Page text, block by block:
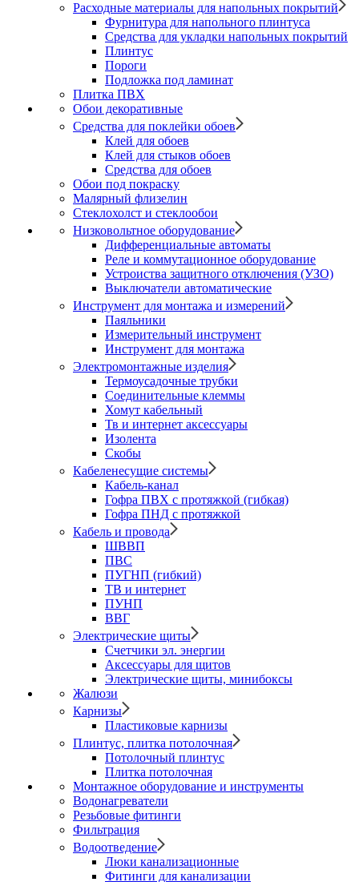
Расходные материалы для напольных покрытий
Фурнитура для напольного плинтуса
Средства для укладки напольных покрытий
Плинтус
Пороги
Подложка под ламинат
Плитка ПВХ
Обои декоративные
Средства для поклейки обоев
Клей для обоев
Клей для стыков обоев
Средства для обоев
Обои под покраску
Малярный флизелин
Стеклохолст и стеклообои
Низковольтное оборудование
Дифференциальные автоматы
Реле и коммутационное оборудование
Устроиства защитного отключения (УЗО)
Выключатели автоматические
Инструмент для монтажа и измерений
Паяльники
Измерительный инструмент
Инструмент для монтажа
Электромонтажные изделия
Термоусадочные трубки
Соединительные клеммы
Хомут кабельный
Тв и интернет аксессуары
Изолента
Скобы
Кабеленесущие системы
Кабель-канал
Гофра ПВХ с протяжкой (гибкая)
Гофра ПНД с протяжкой
Кабель и провода
ШВВП
ПВС
ПУГНП (гибкий)
ТВ и интернет
ПУНП
ВВГ
Электрические щиты
Счетчики эл. энергии
Аксессуары для щитов
Электрические щиты, минибоксы
Жалюзи
Карнизы
Пластиковые карнизы
Плинтус, плитка потолочная
Потолочный плинтус
Плитка потолочная
Монтажное оборудование и инструменты
Водонагреватели
Резьбовые фитинги
Фильтрация
Водоотведение
Люки канализационные
Фитинги для канализации